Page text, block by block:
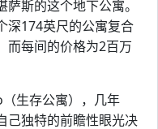
斯的这个地下公寓。
深174英尺的公寓复合
而每间的价格为2百万
生存公寓），几年
己独特的前瞻性眼光决